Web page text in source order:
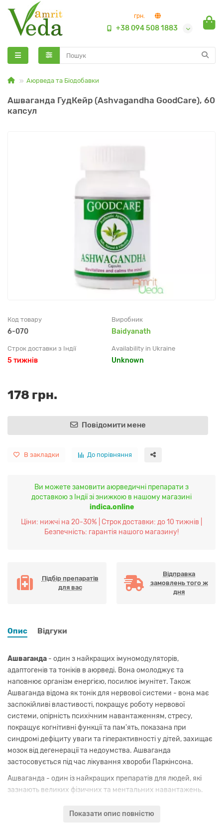
грн.
+38 094 508 1883
Аюрведа та Біодобавки
Ашваганда ГудКейр (Ashvagandha GoodCare), 60
капсул
Код товару
6-070
Виробник
Baidyanath
Строк доставки з Індії
5 тижнів
Availability in Ukraine
Unknown
178 грн.
Повідомити мене
В закладки До порівняння
Ви можете замовити аюрведичні препарати з
доставкою з Індії зі знижкою в нашому магазині
indica.online
Ціни: нижчі на 20-30% | Строк доставки: до 10 тижнів |
Безпечність: гарантія нашого магазину!
Підбір препаратів
для вас
Відправка
замовлень того ж
дня
Опис Відгуки
Ашваганда - один з найкращих імуномодуляторів,
адаптогенів та тоніків в аюрведі. Вона омолоджує та
наповнює організм енергією, посилює імунітет. Також
Ашваганда відома як тонік для нервової системи - вона має
заспокійливі властивості, покращує роботу нервової
системи, опірність психічним навантаженням, стресу,
покращує когнітивні функції та пам'ять, показана при
синдромі дефіциту уваги та гіперактивності у дітей, захищає
мозок від дегенерації та недоумства. Ашваганда
застосовується під час лікування хвороби Паркінсона.
Ашваганда - один із найкращих препаратів для людей, які
зазнають великих фізичних та ментальних навантажень.
лікування чоловічої та жіночої безплідності, статевої
Показати опис повністю